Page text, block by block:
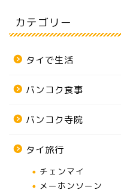
カテゴリー
タイで生活
バンコク食事
バンコク寺院
タイ旅行
チェンマイ
メーホンソーン